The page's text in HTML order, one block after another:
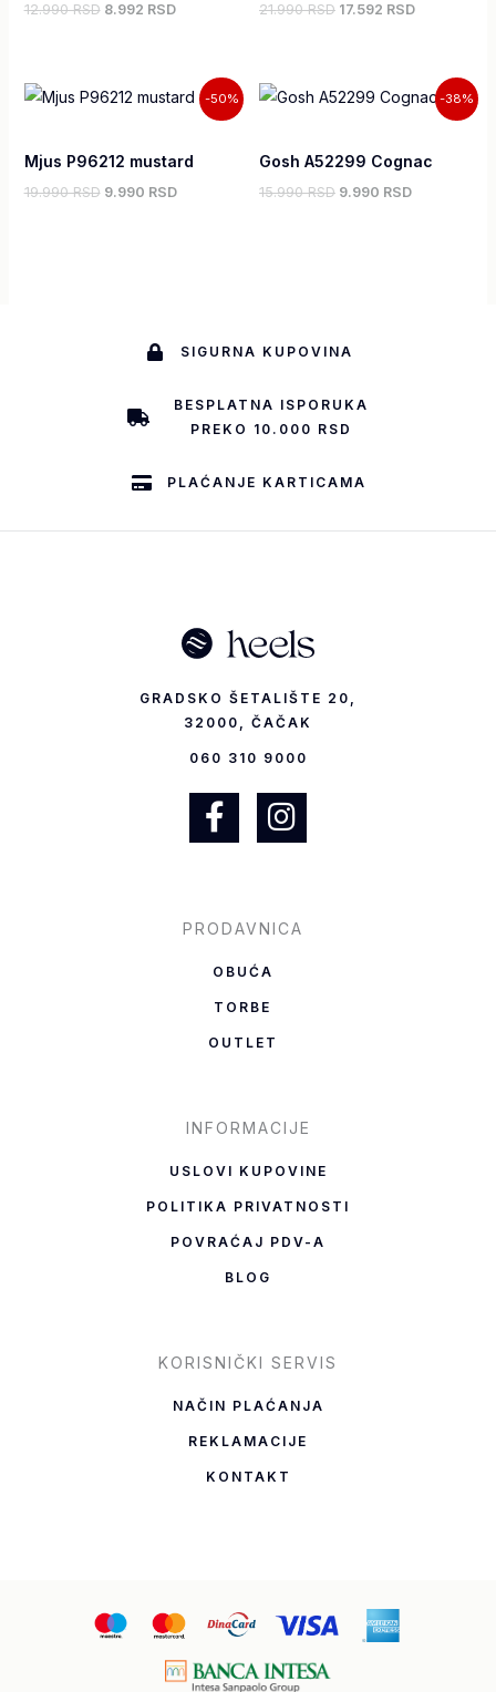
12.990 RSD 8.992 RSD 21.990 RSD 17.592 RSD
-50%
Mjus P96212 mustard
19.990 RSD
Originalna
cena
19.990,00 RSD.
9.990 RSD
Trenutna
cena
-38%
Gosh A52299 Cognac
15.990 RSD
Originalna
cena
15.990,00 RSD.
9.990 RSD
Trenutna
cena
SIGURNA KUPOVINA
BESPLATNA ISPORUKA
PREKO 10.000 RSD
PLAĆANJE KARTICAMA
GRADSKO ŠETALIŠTE 20,
32000, ČAČAK
060 310 9000
F
a
b
o
o
k
-
I
n
a
PRODAVNICA
OBUĆA
TORBE
OUTLET
INFORMACIJE
USLOVI KUPOVINE
POLITIKA PRIVATNOSTI
POVRAĆAJ PDV-A
BLOG
KORISNIČKI SERVIS
NAČIN PLAĆANJA
REKLAMACIJE
KONTAKT